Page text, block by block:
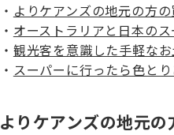
よりケアンズの地元の方
オーストラリアと日本の
観光客を意識した手軽な
スーパーに行ったら色と
よりケアンズの地元